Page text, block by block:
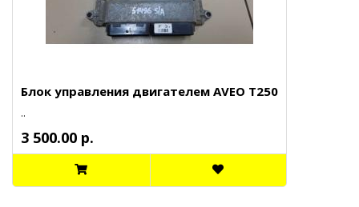
Блок управления двигателем AVEO T250
..
3 500.00 р.